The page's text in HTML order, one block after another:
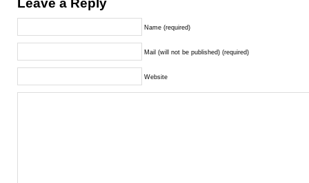
Leave a Reply
Name (required)
Mail (will not be published) (required)
Website